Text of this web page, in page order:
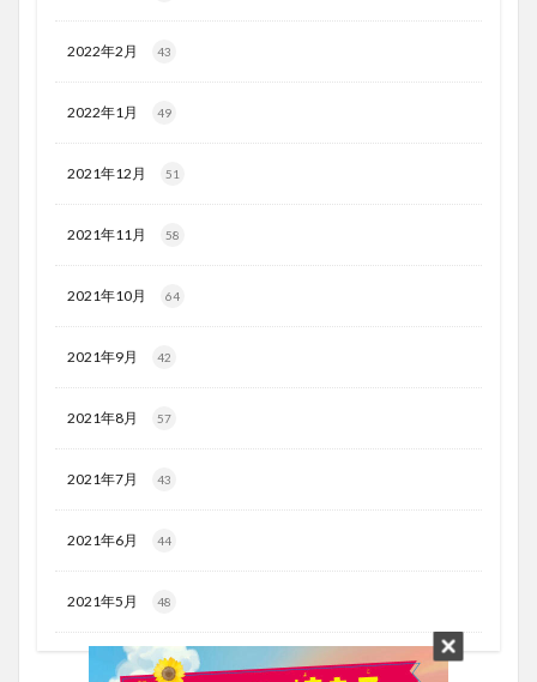
2022年2月 43
2022年1月 49
2021年12月 51
2021年11月 58
2021年10月 64
2021年9月 42
2021年8月 57
2021年7月 43
2021年6月 44
2021年5月 48